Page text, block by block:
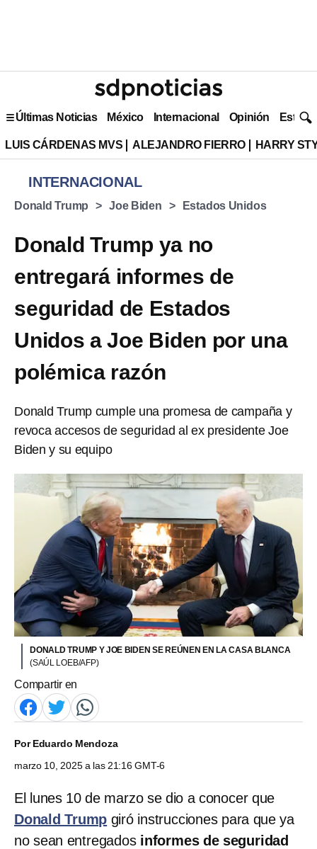
Últimas Noticias México Internacional Opinión Estilo
LUIS CÁRDENAS MVS ALEJANDRO FIERRO HARRY
INTERNACIONAL
Donald Trump Joe Biden Estados Unidos
Donald Trump ya no
entregará informes de
seguridad de Estados
Unidos a Joe Biden por una
polémica razón
Donald Trump cumple una promesa de campaña y
revoca accesos de seguridad al ex presidente Joe
Biden y su equipo
DONALD TRUMP Y JOE BIDEN SE REÚNEN EN LA CASA BLANCA
(SAÚL LOEB/AFP)
Compartir en
PorEduardo Mendoza
marzo 10, 2025 a las 21:16 GMT-6
El lunes 10 de marzo se dio a conocer que
Donald Trump giró instrucciones para que ya
no sean entregados informes de seguridad